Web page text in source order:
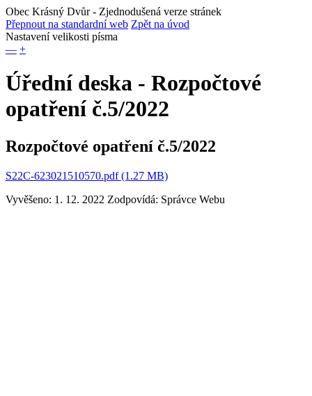
Obec Krásný Dvůr- Zjednodušená verze stránek
Přepnout na standardní web Zpět na úvod
Nastavení velikosti písma
— +
Úřední deska - Rozpočtové
opatření č.5/2022
Rozpočtové opatření č.5/2022
S22C-623021510570.pdf (1.27 MB)
Vyvěšeno: 1. 12. 2022 Zodpovídá: Správce Webu